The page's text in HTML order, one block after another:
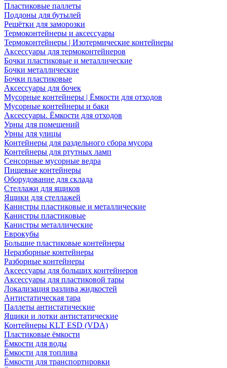
Пластиковые паллеты
Поддоны для бутылей
Решётки для заморозки
Термоконтейнеры и аксессуары
Термоконтейнеры | Изотермические контейнеры
Аксессуары для термоконтейнеров
Бочки пластиковые и металлические
Бочки металлические
Бочки пластиковые
Аксессуары для бочек
Мусорные контейнеры | Ёмкости для отходов
Мусорные контейнеры и баки
Аксессуары. Ёмкости для отходов
Урны для помещений
Урны для улицы
Контейнеры для раздельного сбора мусора
Контейнеры для ртутных ламп
Сенсорные мусорные ведра
Пищевые контейнеры
Оборудование для склада
Стеллажи для ящиков
Ящики для стеллажей
Канистры пластиковые и металлические
Канистры пластиковые
Канистры металлические
Еврокубы
Большие пластиковые контейнеры
Неразборные контейнеры
Разборные контейнеры
Аксессуары для больших контейнеров
Аксессуары для пластиковой тары
Локализация разлива жидкостей
Антистатическая тара
Паллеты антистатические
Ящики и лотки антистатические
Контейнеры KLT ESD (VDA)
Пластиковые ёмкости
Ёмкости для воды
Ёмкости для топлива
Ёмкости для транспортировки